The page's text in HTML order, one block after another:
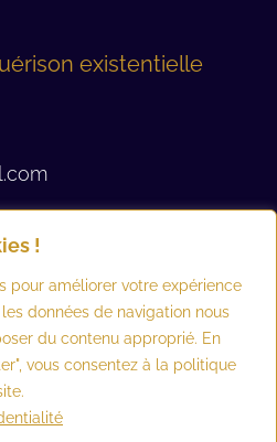
!
pour améliorer votre expérience
données de navigation nous
du contenu approprié. En
vous consentez à la politique
existentielle
d’utilisation et de vente